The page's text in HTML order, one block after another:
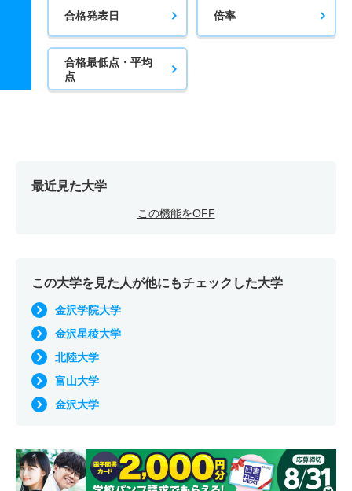
合格発表日 倍率
合格最低点・平均
点
最近見た大学
この機能をOFF
この大学を見た人が他にもチェックした大学
金沢学院大学
金沢星稜大学
北陸大学
富山大学
金沢大学